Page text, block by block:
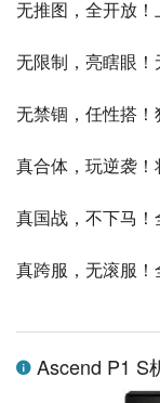
无推图，全开放！
无限制，亮瞎眼
无禁锢，任性搭
真合体，玩逆袭
真国战，不下马！
真跨服，无滚服
Ascend P1 S